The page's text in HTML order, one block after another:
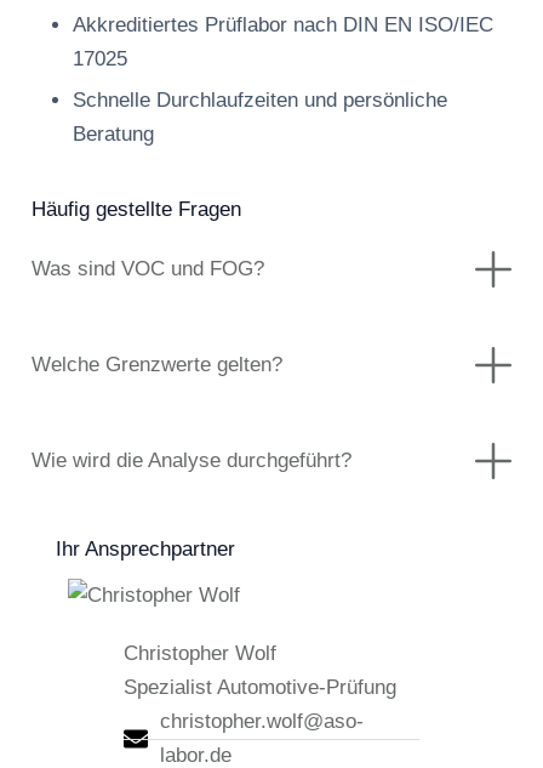
Akkreditiertes Prüflabor nach DIN EN ISO/IEC
17025
Schnelle Durchlaufzeiten und persönliche
Beratung
Häufig gestellte Fragen
Was sind VOC und FOG?
Welche Grenzwerte gelten?
Wie wird die Analyse durchgeführt?
Ihr Ansprechpartner
Christopher Wolf
Spezialist Automotive-Prüfung
christopher.wolf@aso-
labor.de